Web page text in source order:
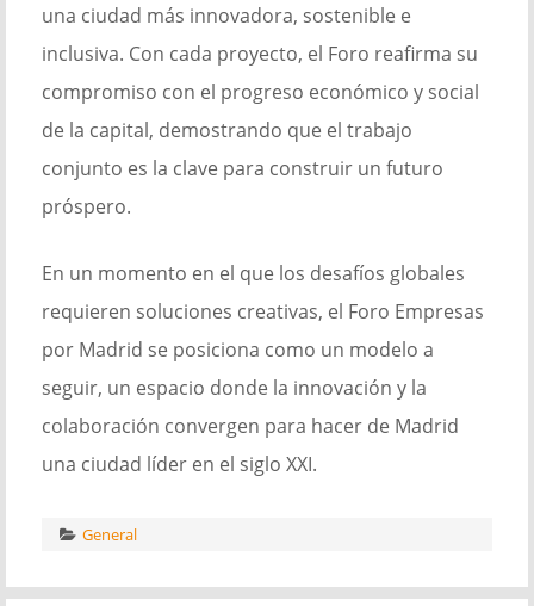
una ciudad más innovadora, sostenible e
inclusiva. Con cada proyecto, el Foro reafirma su
compromiso con el progreso económico y social
de la capital, demostrando que el trabajo
conjunto es la clave para construir un futuro
próspero.
En un momento en el que los desafíos globales
requieren soluciones creativas, el Foro Empresas
por Madrid se posiciona como un modelo a
seguir, un espacio donde la innovación y la
colaboración convergen para hacer de Madrid
una ciudad líder en el siglo XXI.
General